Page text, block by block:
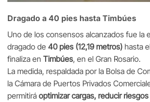
Dragado a 40 pies hasta Timbúes
Uno de los consensos alcanzados fue la
dragado de 40 pies (12,19 metros) hasta
finaliza en Timbúes, en el Gran Rosario.
La medida, respaldada por la Bolsa de
la Cámara de Puertos Privados
permitirá optimizar cargas, reducir